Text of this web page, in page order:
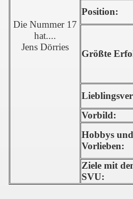
Die Nummer 17
hat....
Jens Dörries
Position:
Größte
Vorbild:
Hobbys und
Vorlieben:
Ziele mit
SVU: